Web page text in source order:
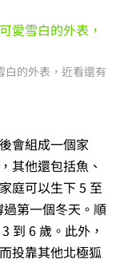
白的外表，近看還有
會組成一個家
其他還包括魚、
庭可以生下 5 至
第一個冬天。順
到 6 歲。此外，
投靠其他北極狐